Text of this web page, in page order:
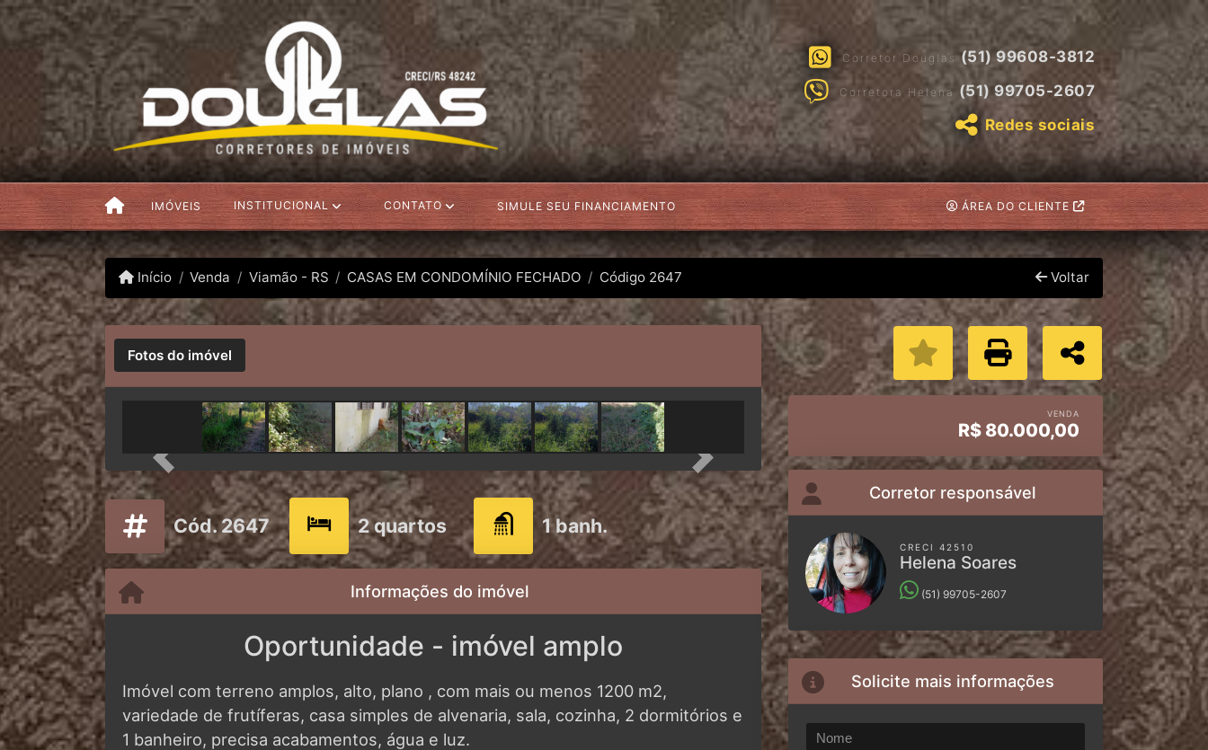
Corretor Douglas(51) 99608-3812
Corretora Helena (51) 99705-2607
Redes sociais
IMÓVEIS INSTITUCIONAL CONTATO SIMULE SEU FINANCIAMENTO ÁREA DO CLIENTE
Início Venda Viamão - RS CASAS EM CONDOMÍNIO FECHADO Código 2647 Voltar
Fotos do imóvel
Previous Next
Cód. 2647 2 quartos 1 banh.
Informações do imóvel
Oportunidade - imóvel amplo
Imóvel com terreno amplos, alto, plano , com mais ou menos 1200 m2,
variedade de frutíferas, casa simples de alvenaria, sala, cozinha, 2 dormitórios e
1 banheiro, precisa acabamentos, água e luz.
VENDA
R$ 80.000,00
Corretor responsável
CRECI 42510
Helena Soares
(51) 99705-2607
Solicite mais informações